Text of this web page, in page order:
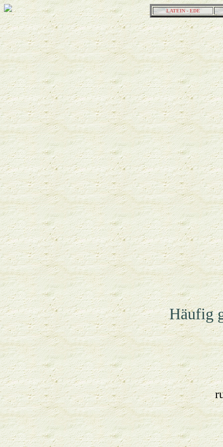
LATEIN - EDE
Häufig